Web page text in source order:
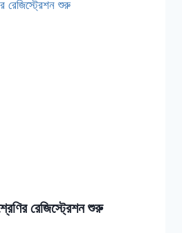
রেজিস্ট্রেশন শুরু